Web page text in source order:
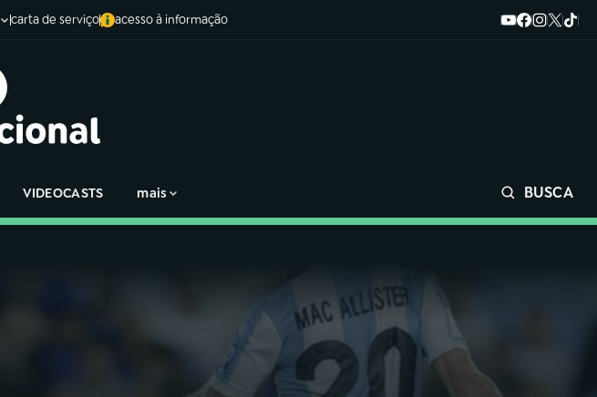
carta de serviço acesso à informação
VIDEOCASTS mais BUSCA